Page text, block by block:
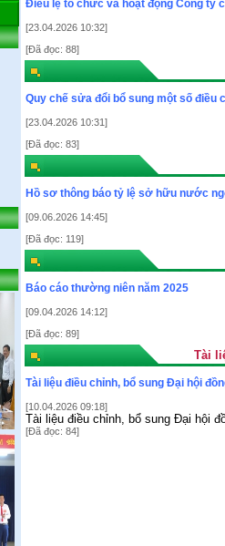
Điều lệ tổ chức và hoạt động Công ty
[23.04.2026 10:32]
[Đã đọc: 88]
Quy chế sửa đổi bổ sung một số điều
[23.04.2026 10:31]
[Đã đọc: 83]
Hồ sơ thông báo tỷ lệ sở hữu nước
[09.06.2026 14:45]
[Đã đọc: 119]
Báo cáo thường niên năm 2025
[09.04.2026 14:12]
[Đã đọc: 89]
Tài
Tài liệu điều chỉnh, bổ sung Đại hội
[10.04.2026 09:18]
Tài liệu điều chỉnh, bổ sung Đại hội
[Đã đọc: 84]